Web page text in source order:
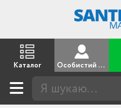
Каталог Особистий кабінет